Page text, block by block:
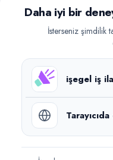
Güncel iş
©2026
işegel.net bir ilan yayın
Daha iyi bir
İsterseniz şimdilik
işegel iş